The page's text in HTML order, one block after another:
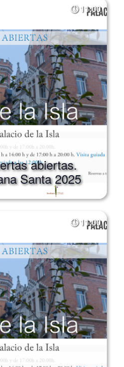
abiertas.
Santa 2025